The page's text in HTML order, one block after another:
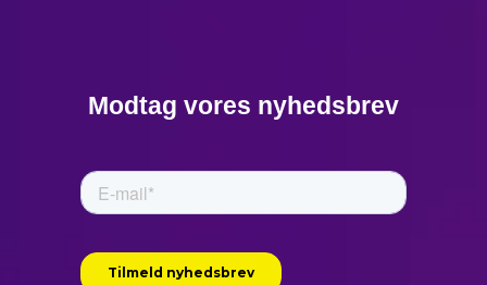
Modtag vores nyhedsbrev